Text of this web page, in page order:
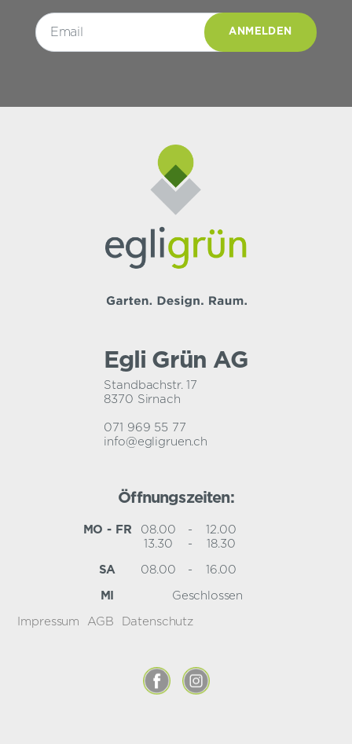
Please leave this field empty.
Egli Grün AG
Standbachstr. 17
8370 Sirnach
071 969 55 77
info@egligruen.ch
Öffnungszeiten:
MO - FR 08.00 -
12.00
13.30
- 18.30
SA 08.00 - 16.00
MI Geschlossen
Impressum AGB Datenschutz